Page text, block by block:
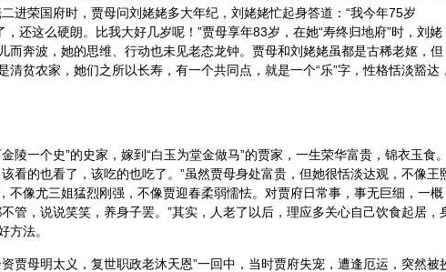
进荣国府时，贾母问刘姥姥多大年纪，刘姥姥忙起身答道：“我今年75岁
，还这么硬朗。比我大好几岁呢！”贾母享年83岁，在她“寿终归地府”时，刘姥
而奔波，她的思维、行动也未见老态龙钟。贾母和刘姥姥虽都是古稀老妪，但
清贫农家，她们之所以长寿，有一个共同点，就是一个“乐”字，性格恬淡豁达
陵一个史”的史家，嫁到“白玉为堂金做马”的贾家，一生荣华富贵，锦衣玉食
看的也看了，该吃的也吃了。”虽然贾母身处富贵，但她很恬淡达观，不像王
不像尤三姐猛烈刚强，不像贾迎春柔弱懦怯。对贾府日常事，事无巨细，一概
管，说说笑笑，养身子罢。”其实，人老了以后，理应多关心自己饮食起居，
方法。
贾母明太义，复世职政老沐天恩”一回中，当时贾府失宠，遭逢厄运，突然被